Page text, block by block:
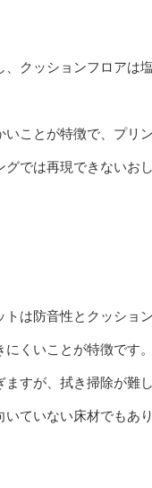
、クッションフロアは
ことが特徴で、プリ
では再現できないお
は防音性とクッショ
くいことが特徴です。
すが、拭き掃除が難
ていない床材でもあ